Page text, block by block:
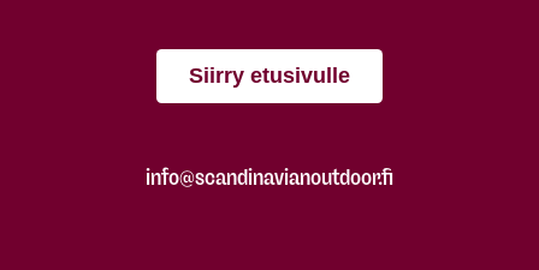
Siirry etusivulle
info@scandinavianoutdoor.fi